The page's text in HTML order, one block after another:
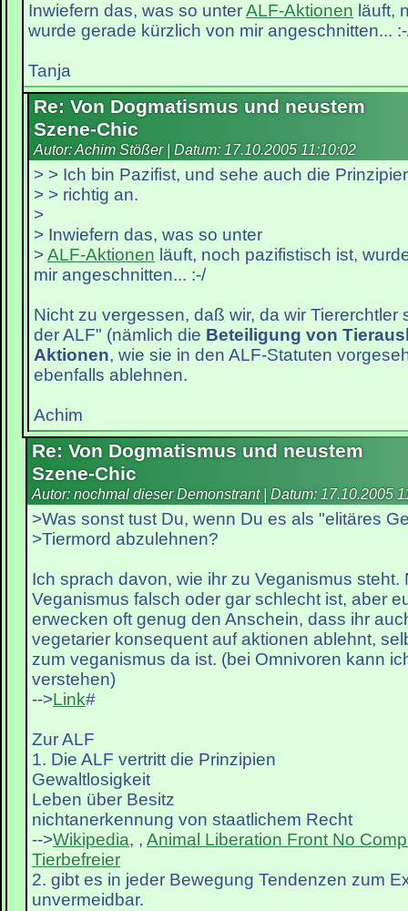
Inwiefern das, was so unterALF-Aktionen läuft,
wurde gerade kürzlich von mir angeschnitten...
Tanja
Re: Von Dogmatismus und neustem
Szene-Chic
Autor: Achim Stößer | Datum: 17.10.2005 11:10:02
> > Ich bin Pazifist, und sehe auch die
> > richtig an.
>
> Inwiefern das, was so unter
>ALF-Aktionen läuft, noch pazifistisch ist,
mir angeschnitten... :-/
Nicht zu vergessen, daß wir, da wir Tiererchtler
der ALF" (nämlich die Beteiligung von
Aktionen, wie sie in den ALF-Statuten
ebenfalls ablehnen.
Achim
Re: Von Dogmatismus und neustem
Szene-Chic
Autor: nochmal dieser Demonstrant | Datum: 17.10.2005
>Was sonst tust Du, wenn Du es als "elitäres
>Tiermord abzulehnen?
Ich sprach davon, wie ihr zu Veganismus steht.
Veganismus falsch oder gar schlecht ist, aber
erwecken oft genug den Anschein, dass ihr
vegetarier konsequent auf aktionen ablehnt,
zum veganismus da ist. (bei Omnivoren kann
verstehen)
-->Link#
Zur ALF
1. Die ALF vertritt die Prinzipien
Gewaltlosigkeit
Leben über Besitz
nichtanerkennung von staatlichem Recht
-->Wikipedia, , Animal Liberation Front No
Tierbefreier
2. gibt es in jeder Bewegung Tendenzen zum
unvermeidbar.